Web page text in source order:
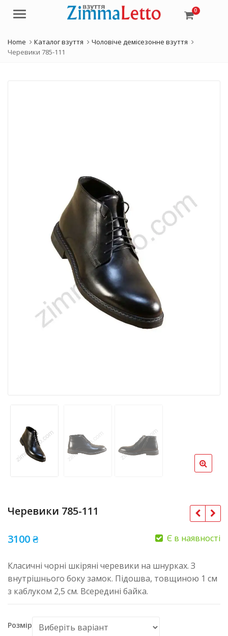
Menu 0
Home Каталог взуття
Чоловіче демісезонне взуття
Черевики 785-111
Черевики 785-111
3100₴ Є в наявності
Класичні чорні шкіряні черевики на шнурках. З
внутрішнього боку замок. Підошва, товщиною 1 см
з каблуком 2,5 см. Всередині байка.
Розмір